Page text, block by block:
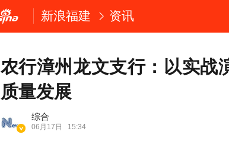
新浪福建 资讯
农行漳州龙文支行：以实战
质量发展
综合
06月17日 15:34